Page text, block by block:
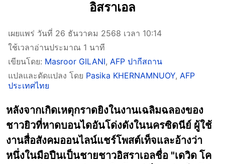
อิสราเอล
เผยแพร่ วันที่ 26 ธันวาคม 2568 เวลา 10:14
ใช้เวลาอ่านประมาณ 1 นาที
เขียนโดย: Masroor GILANI, AFP ปากีสถาน
แปลและดัดแปลง โดย Pasika KHERNAMNUOY, AFP
ประเทศไทย
หลังจากเกิดเหตุกราดยิงในงานเฉลิมฉลองของ
ชาวยิวที่หาดบอนไดอันโด่งดังในนครซิดนีย์ ผู้ใช้
งานสื่อสังคมออนไลน์แชร์โพสต์เท็จและอ้างว่า
หนึ่งในมือปืนเป็นชายชาวอิสราเอลชื่อ "เดวิด โค